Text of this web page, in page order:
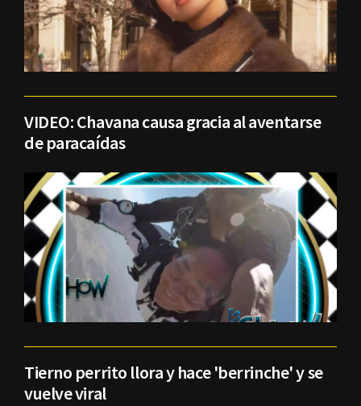
VIDEO: Chavana causa gracia al aventarse
de paracaídas
Tierno perrito llora y hace 'berrinche' y se
vuelve viral